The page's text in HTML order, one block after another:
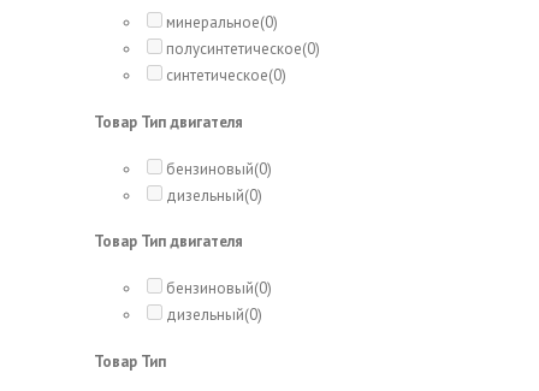
минеральное(0)
полусинтетическое(0)
синтетическое(0)
Товар Тип двигателя
бензиновый(0)
дизельный(0)
Товар Тип двигателя
бензиновый(0)
дизельный(0)
Товар Тип